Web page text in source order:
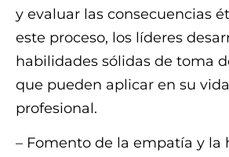
y evaluar las consecuencias
este proceso, los líderes
habilidades sólidas de toma
que pueden aplicar en su
profesional.
– Fomento de la empatía y la